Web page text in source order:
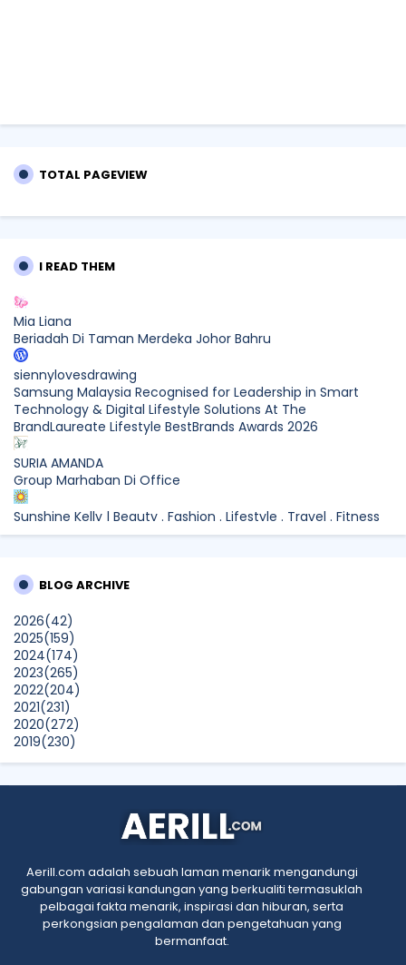
TOTAL PAGEVIEW
I READ THEM
Mia Liana
Beriadah Di Taman Merdeka Johor Bahru
siennylovesdrawing
Samsung Malaysia Recognised for Leadership in Smart
Technology & Digital Lifestyle Solutions At The
BrandLaureate Lifestyle BestBrands Awards 2026
SURIA AMANDA
Group Marhaban Di Office
Sunshine Kelly | Beauty . Fashion . Lifestyle . Travel . Fitness
Samsung Malaysia Recognised for Leadership in Smart
What to Read After Watching The Odyssey: Kobo’s Reading
Guide for Myth-Lovers, Movie Fans, and Epic Adventure
Seekers
Show All
BLOG ARCHIVE
2026(42)
2025(159)
2024(174)
2023(265)
2022(204)
2021(231)
2020(272)
2019(230)
2018(496)
2011(45)
2010(5)
Aerill.com adalah sebuah laman menarik mengandungi
gabungan variasi kandungan yang berkualiti termasuklah
pelbagai fakta menarik, inspirasi dan hiburan, serta
perkongsian pengalaman dan pengetahuan yang
bermanfaat.